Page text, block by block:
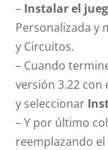
– Instalar el
Personalizada y
y Circuitos.
– Cuando
versión 3.22 con
y seleccionar
– Y por último
reemplazando el